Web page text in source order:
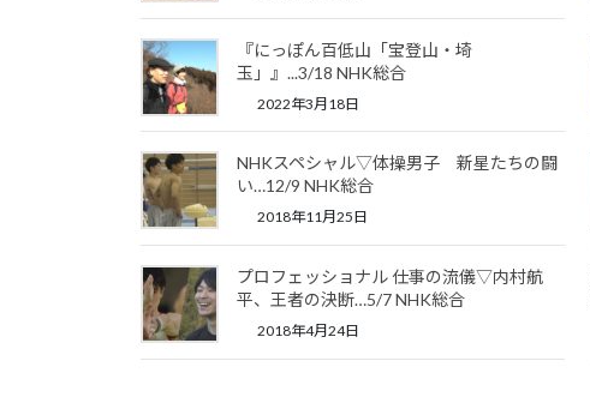
『にっぽん百低山「宝登山・埼
玉」』...3/18 NHK総合
2022年3月18日
NHKスペシャル▽体操男子 新星たちの闘
い…12/9 NHK総合
2018年11月25日
プロフェッショナル 仕事の流儀▽内村航
平、王者の決断…5/7 NHK総合
2018年4月24日